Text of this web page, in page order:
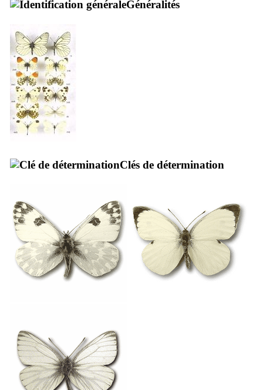
Généralités
Clés de détermination